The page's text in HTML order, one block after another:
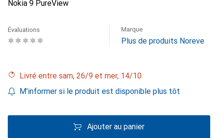
Nokia 9 PureView
Évaluations Marque
Plus de produits Noreve
Livré entre sam, 26/9 et mer, 14/10
M'informer si le produit est disponible plus tôt
Ajouter au panier